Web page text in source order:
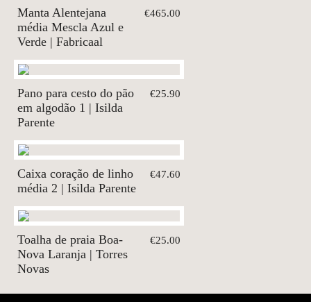
Manta Alentejana
média Mescla Azul e
Verde | Fabricaal
€465.00
Pano para cesto do pão
em algodão 1 | Isilda
Parente
€25.90
Caixa coração de linho
média 2 | Isilda Parente
€47.60
Toalha de praia Boa-
Nova Laranja | Torres
Novas
€25.00